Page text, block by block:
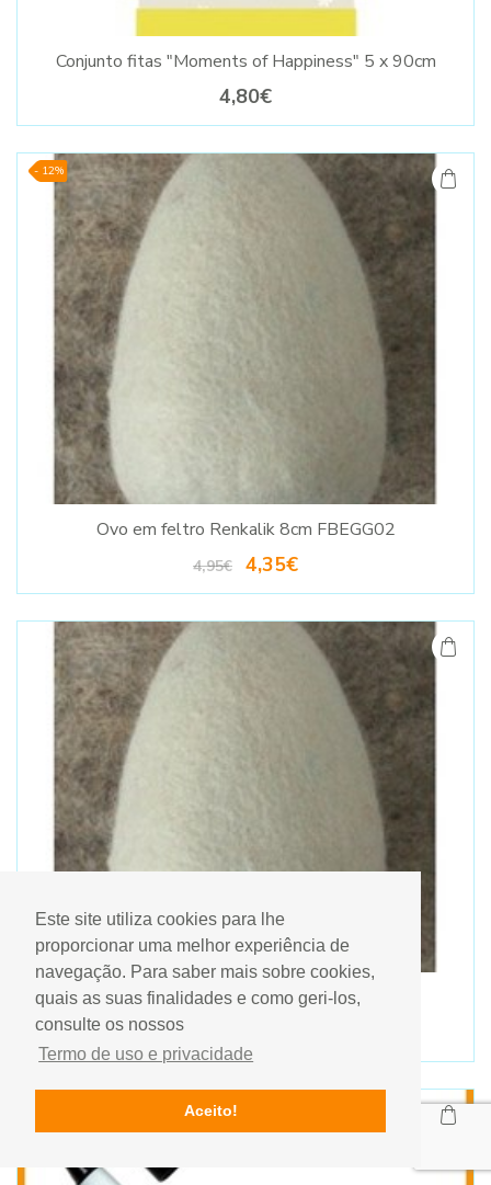
Este site utiliza cookies para lhe
proporcionar uma melhor experiência de
navegação. Para saber mais sobre cookies,
quais as suas finalidades e como geri-los,
consulte os nossos
Termo de uso e privacidade
Aceito!
Conjunto fitas "Moments of Happiness" 5 x 90cm
4,80€
- 12%
Ovo em feltro Renkalik 8cm FBEGG02
4,95€ 4,35€
Ovo em feltro Renkalik 10cm FBEGG01